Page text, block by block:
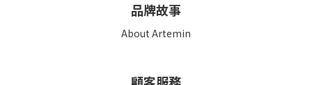
品牌故事
About Artemin